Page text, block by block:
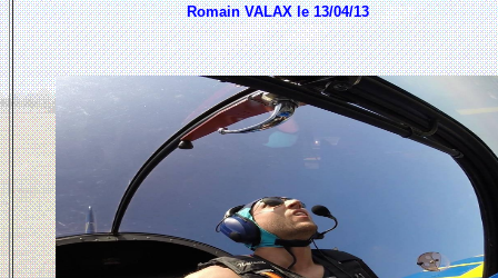
Romain VALAX le 13/04/13